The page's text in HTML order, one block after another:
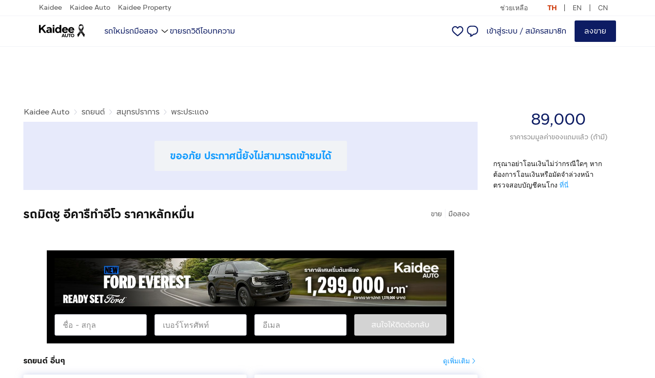
Kaidee Kaidee Auto Kaidee Property ช่วยเหลือ TH EN CN
รถใหม่รถมือสอง ขายรถวิดีโอบทความ เข้าสู่ระบบ / สมัครสมาชิก ลงขาย
Kaidee Auto รถยนต์ สมุทรปราการ พระประแดง
ขออภัย ประกาศนี้ยังไม่สามารถเข้าชมได้
ขาย มือสอง
รถมิตซู อีคารืทำอีโว ราคาหลักหมื่น
89,000
ราคารวมมูลค่าของแถมแล้ว (ถ้ามี)
กรุณาอย่าโอนเงินไม่ว่ากรณีใดๆ หาก
ต้องการโอนเงินหรือมัดจำล่วงหน้า
ตรวจสอบบัญชีคนโกง ที่นี่
สนใจให้ติดต่อกลับ
รถยนต์ อื่นๆ ดูเพิ่มเติม